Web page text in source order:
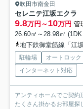
吹田市南金田
セレニテ江坂エクラ
9.8万円～10万円 管
26.60㎡～28.98㎡
地下鉄御堂筋線「江
駐輪場 オートロック
インターネット対応
アンティホームでご契
たくさん掛かるお部屋探